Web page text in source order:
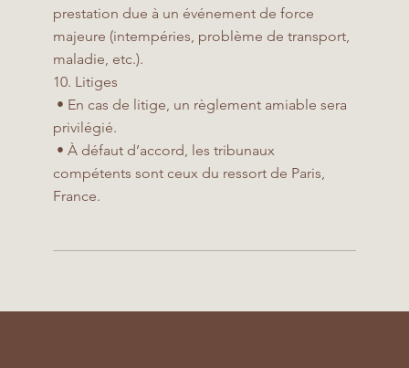
prestation due à un événement de force
majeure (intempéries, problème de transport,
maladie, etc.).
10. Litiges
• En cas de litige, un règlement amiable sera
privilégié.
• À défaut d’accord, les tribunaux
compétents sont ceux du ressort de Paris,
France.